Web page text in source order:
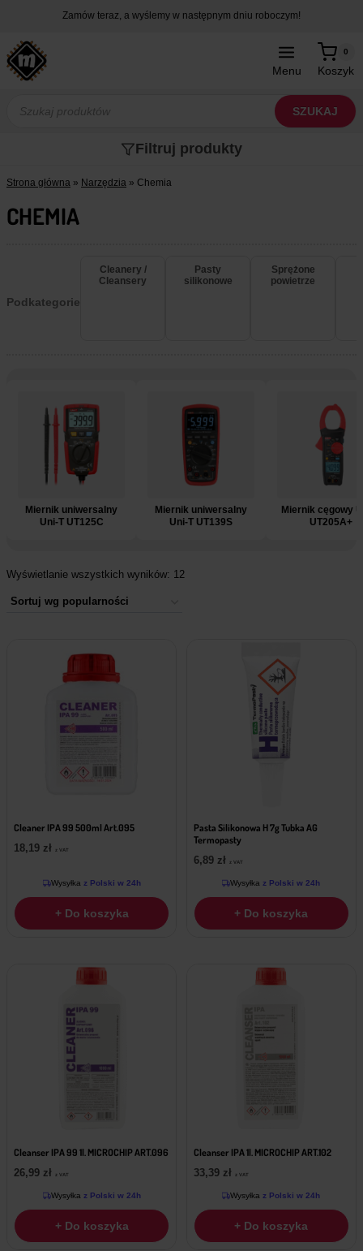
treści
Zamów teraz, a wyślemy w następnym dniu roboczym!
Menu Koszyk
0
produktów
SZUKAJ
Filtruj produkty
Strona główna » Narzędzia » Chemia
CHEMIA
Podkategorie
Cleanery /
Cleansery
Pasty
silikonowe
Sprężone
powietrze
Miernik uniwersalny
Uni-T UT125C
Miernik uniwersalny
Uni-T UT139S
Miernik cęgowy
UT205A+
Wyświetlanie wszystkich wyników: 12
Cleaner IPA 99 500ml Art.095
18,19 zł z VAT
Wysyłka z Polski w 24h
+ Do koszyka
Pasta Silikonowa H 7g Tubka AG
Termopasty
6,89 zł z VAT
Wysyłka z Polski w 24h
+ Do koszyka
Cleanser IPA 99 1l. MICROCHIP ART.096
26,99 zł z VAT
Wysyłka z Polski w 24h
+ Do koszyka
Cleanser IPA 1l. MICROCHIP ART.102
33,39 zł z VAT
Wysyłka z Polski w 24h
+ Do koszyka